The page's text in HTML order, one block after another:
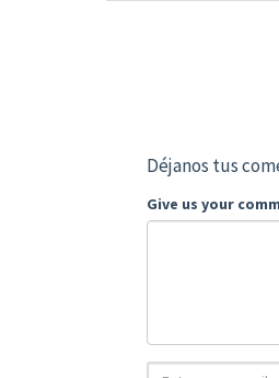
Déjanos tus
Give us your